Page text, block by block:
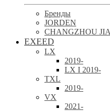
Бренды
JORDEN
CHANGZHOU
EXEED
LX
2019-
LX I 2019-
TXL
2019-
VX
2021-